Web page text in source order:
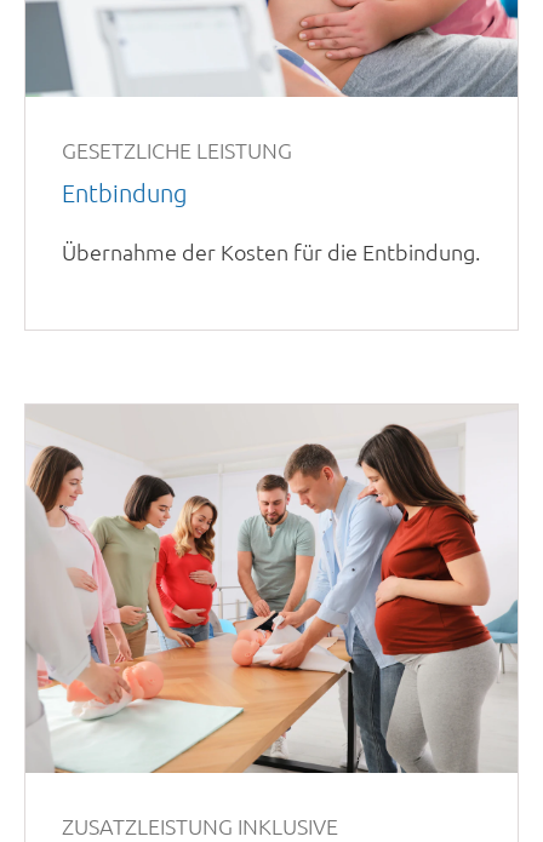
GESETZLICHE LEISTUNG
Entbindung
Übernahme der Kosten für die Entbindung.
ZUSATZLEISTUNG INKLUSIVE